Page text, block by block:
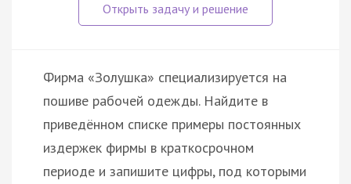
Фирма «Золушка» специализируется на
пошиве рабочей одежды. Найдите в
приведённом списке примеры постоянных
издержек фирмы в краткосрочном
периоде и запишите цифры, под которыми